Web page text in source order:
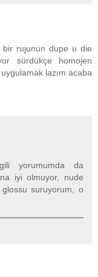
rujunun dupe u die
sürdükçe homojen
lazım acaba
yorumumda da
iyi olmuyor, nude
suruyorum, o